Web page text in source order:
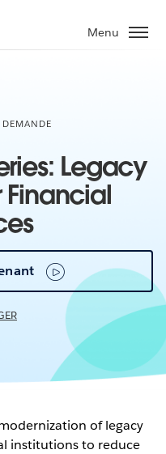
Menu
Legacy
Financial
of legacy
institutions to reduce